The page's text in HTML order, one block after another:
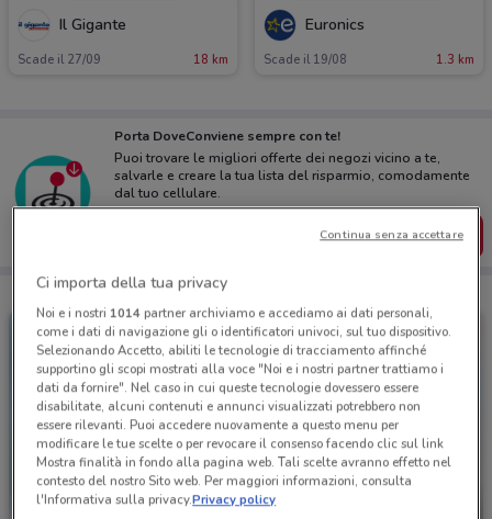
Il Gigante
Scade il 27/09 18 km
Euronics
Scade il 19/08 1.3 km
Porta DoveConviene sempre con te!
Puoi trovare le migliori offerte dei negozi vicino a te,
salvarle e creare la tua lista del risparmio, comodamente
dal tuo cellulare.
SCARICA L’APP
Ci importa della tua privacy
Noi e i nostri 1014partner archiviamo e accediamo ai dati personali,
come i dati di navigazione gli o identificatori univoci, sul tuo dispositivo.
Selezionando Accetto, abiliti le tecnologie di tracciamento affinché
supportino gli scopi mostrati alla voce "Noi e i nostri partner trattiamo i
dati da fornire". Nel caso in cui queste tecnologie dovessero essere
disabilitate, alcuni contenuti e annunci visualizzati potrebbero non
essere rilevanti. Puoi accedere nuovamente a questo menu per
modificare le tue scelte o per revocare il consenso facendo clic sul link
Mostra finalità in fondo alla pagina web. Tali scelte avranno effetto nel
contesto del nostro Sito web. Per maggiori informazioni, consulta
l'Informativa sulla privacy.Privacy policy
Continua senza accettare